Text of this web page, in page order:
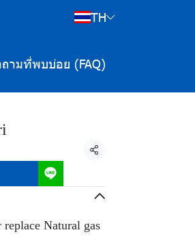
TH
ถามที่พบบ่อย (FAQ)
แชร์
Natural gas